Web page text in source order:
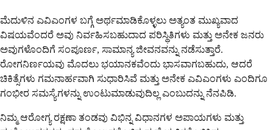
ಮೆದುಳಿನ ಎವಿಎಂಗಳ ಬಗ್ಗೆ ಅರ್ಥಮಾಡಿಕೊಳ್ಳಲು ಅತ್ಯಂತ ಮುಖ್ಯವಾದ
ವಿಷಯವೆಂದರೆ ಅವು ನಿರ್ವಹಿಸಬಹುದಾದ ಪರಿಸ್ಥಿತಿಗಳು ಮತ್ತು ಅನೇಕ ಜನರು
ಅವುಗಳೊಂದಿಗೆ ಸಂಪೂರ್ಣ, ಸಾಮಾನ್ಯ ಜೀವನವನ್ನು ನಡೆಸುತ್ತಾರೆ.
ರೋಗನಿರ್ಣಯವು ಮೊದಲು ಭಯಾನಕವೆಂದು ಭಾಸವಾಗಬಹುದು, ಆದರೆ
ಚಿಕಿತ್ಸೆಗಳು ಗಮನಾರ್ಹವಾಗಿ ಸುಧಾರಿಸಿವೆ ಮತ್ತು ಅನೇಕ ಎವಿಎಂಗಳು ಎಂದಿಗೂ
ಗಂಭೀರ ಸಮಸ್ಯೆಗಳನ್ನು ಉಂಟುಮಾಡುವುದಿಲ್ಲ ಎಂಬುದನ್ನು ನೆನಪಿಡಿ.
ನಿಮ್ಮ ಆರೋಗ್ಯ ರಕ್ಷಣಾ ತಂಡವು ವಿಭಿನ್ನ ವಿಧಾನಗಳ ಅಪಾಯಗಳು ಮತ್ತು